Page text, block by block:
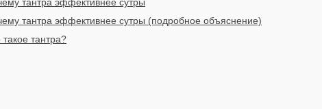
тантра эффективнее сутры (подробное объяснение)
такое тантра?